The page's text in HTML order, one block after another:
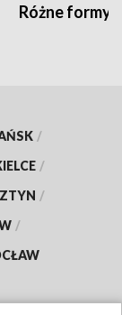
Różne formy
/
/
/
/